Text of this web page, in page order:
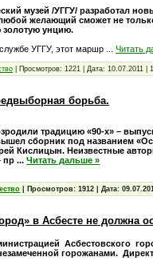
музей /УГГУ/ разработал
желающий сможет не
унцию.
УГГУ, этот маршр
...Читать
Просмотров: 1221 Дата: 10.07.2011 |
борьба.
традицию «90-х» –
сборник под названием
Кислицын. Неизвестные
пр...Читать дальше »
Просмотров: 1912 |Дата:
в Асбесте не должна
Асбестовского
горожанами.